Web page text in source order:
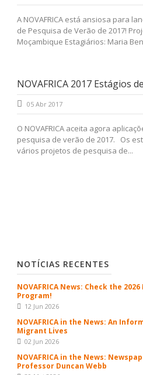
A NOVAFRICA está ansiosa para
de Pesquisa de Verão de 2017!
Moçambique Estagiários: Maria
NOVAFRICA 2017 Estágios
05 Abr 2017
O NOVAFRICA aceita agora
pesquisa de verão de 2017. Os
vários projetos de pesquisa de...
NOTÍCIAS RECENTES
NOVAFRICA News: Check the
Program!
12 Jun 2026
NOVAFRICA in the News: An
Migrant Lives
02 Jun 2026
NOVAFRICA in the News:
Professor Duncan Webb